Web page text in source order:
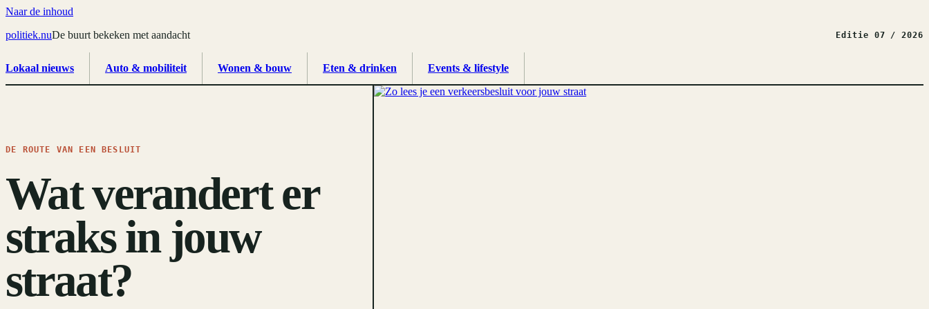
Naar de inhoud
politiek.nuDe buurt bekeken met aandacht Editie 07 / 2026
Lokaal nieuws Auto & mobiliteit Wonen & bouw Eten & drinken Events & lifestyle
DE ROUTE VAN EEN BESLUIT
Wat verandert er
straks in jouw
straat?